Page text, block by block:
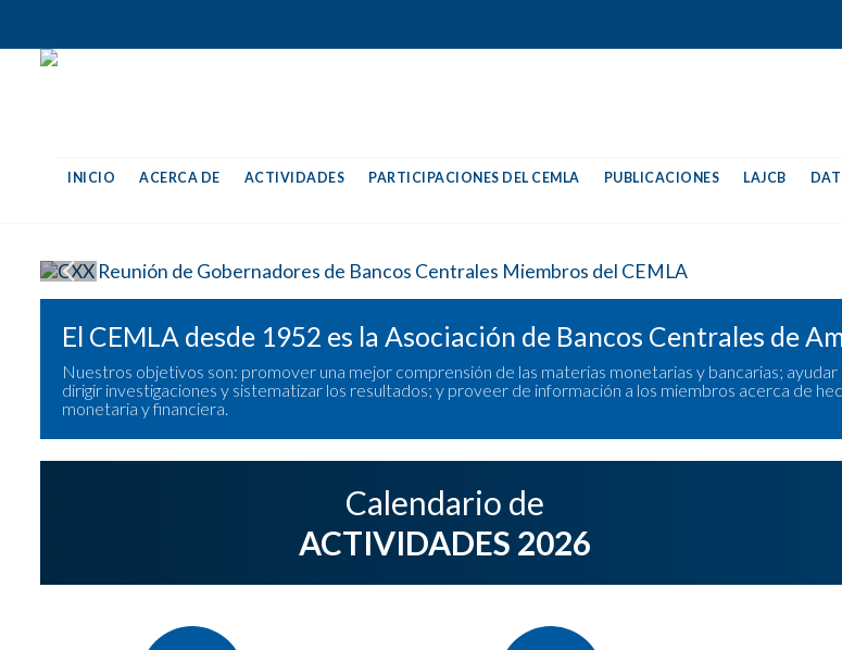
INICIO ACERCA DE ACTIVIDADES PARTICIPACIONES DEL CEMLA PUBLICACIONES LAJCB
El CEMLA desde 1952 es la Asociación de Bancos Centrales de
Nuestros objetivos son: promover una mejor comprensión de las materias monetarias y bancarias;
dirigir investigaciones y sistematizar los resultados; y proveer de información a los miembros acerca de
monetaria y financiera.
Calendario de
ACTIVIDADES 2026